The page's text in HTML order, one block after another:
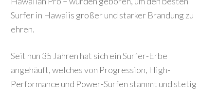
Surfer in Hawaiis großer und starker Brandung zu
ehren.
Seit nun 35 Jahren hat sich ein Surfer-Erbe
angehäuft, welches von Progression, High-
Performance und Power-Surfen stammt und stetig